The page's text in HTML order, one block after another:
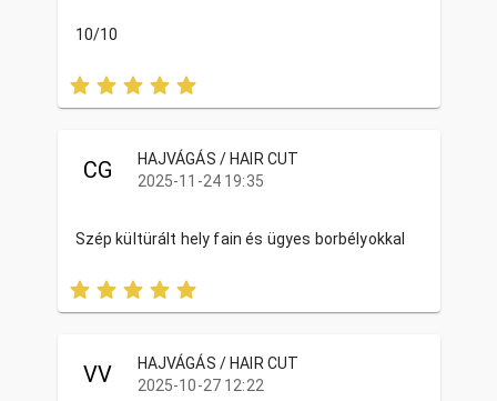
10/10
CG
HAJVÁGÁS / HAIR CUT
2025-11-24 19:35
Szép kültürált hely fain és ügyes borbélyokkal
VV
HAJVÁGÁS / HAIR CUT
2025-10-27 12:22